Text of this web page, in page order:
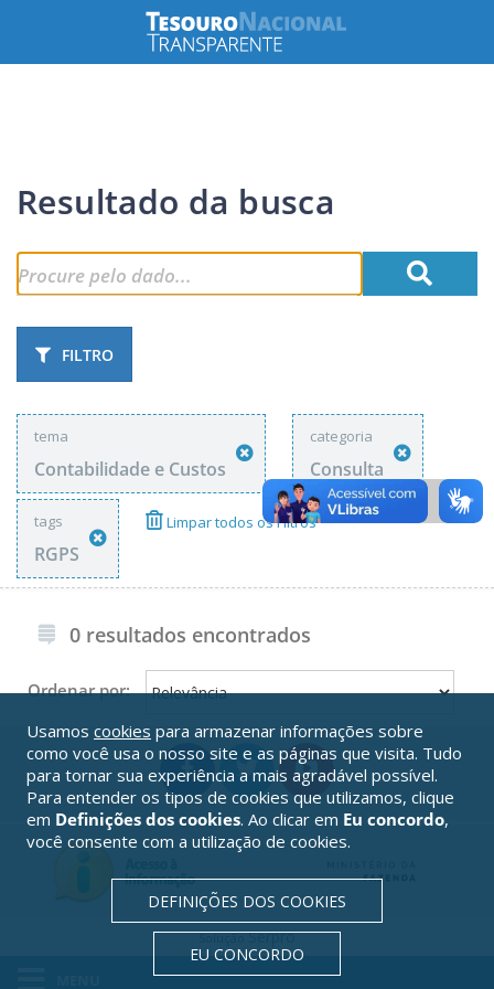
Resultado da busca
FILTRO
tema
Contabilidade e Custos
categoria
Consulta
tags
RGPS
Limpar todos os Filtros
0 resultados encontrados
Ordenar por:
SoluçãoSerpro
Usamos cookies para armazenar informações sobre
como você usa o nosso site e as páginas que visita. Tudo
para tornar sua experiência a mais agradável possível.
Para entender os tipos de cookies que utilizamos, clique
em Definições dos cookies. Ao clicar em Eu concordo,
você consente com a utilização de cookies.
DEFINIÇÕES DOS COOKIES
EU CONCORDO